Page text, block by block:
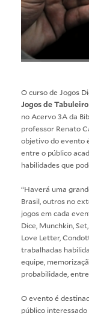
O curso de Jogos
Jogos de
no Acervo 3A da
professor Renato
objetivo do evento
entre o público
habilidades que
“Haverá uma
Brasil, outros no
jogos em cada
Dice, Munchkin,
Love Letter,
trabalhadas
equipe,
probabilidade,
O evento é
público